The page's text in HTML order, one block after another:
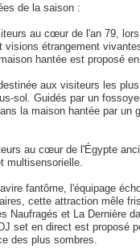
de la saison :
au cœur de l'an 79,
étrangement
hantée est proposé
aux visiteurs les
sol. Guidés par un
la maison hantée par un
au cœur de l'Égypte
multisensorielle.
fantôme, l'équipage
cette attraction mêle
Naufragés et La Dernière
set en direct est proposé
des plus sombres.